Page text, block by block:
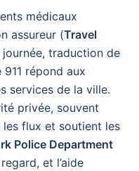
médicaux
assureur (Travel
traduction de
répond aux
services de la ville.
privée, souvent
les flux et soutient les
Police Department
et l’aide